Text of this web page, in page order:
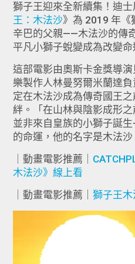
獅子王迎來全新續集！迪
王：木法沙》為 2019 年《
辛巴的父親——木法沙的傳
平凡小獅子蛻變成為改變命
這部電影由奧斯卡金獎導
樂製作人林曼努爾米蘭達
定在木法沙成為傳奇國王
絆。「在山林與陰影成形
並非來自皇族的小獅子誕
的命運，他的名字是木法沙
｜動畫電影推薦｜
木法沙》線上看
｜動畫電影推薦｜獅子王